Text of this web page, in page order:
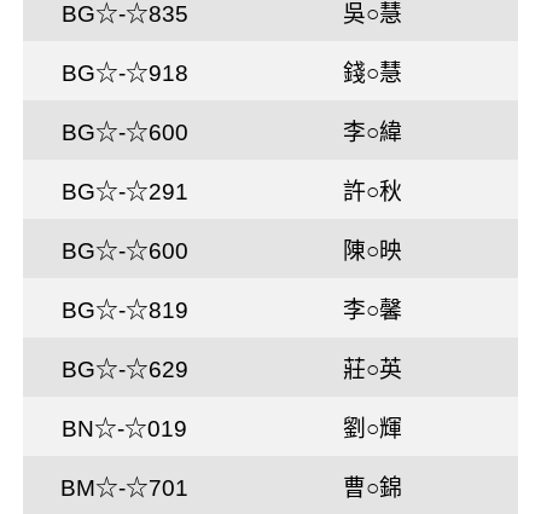
BG☆-☆835 吳○慧
BG☆-☆918 錢○慧
BG☆-☆600 李○緯
BG☆-☆291 許○秋
BG☆-☆600 陳○映
BG☆-☆819 李○馨
BG☆-☆629 莊○英
BN☆-☆019 劉○輝
BM☆-☆701 曹○錦